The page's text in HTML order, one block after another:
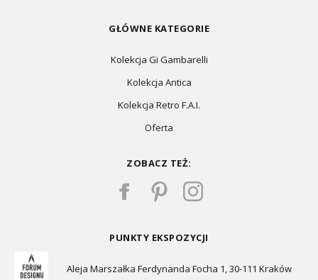
GŁÓWNE KATEGORIE
Kolekcja Gi Gambarelli
Kolekcja Antica
Kolekcja Retro F.A.I.
Oferta
ZOBACZ TEŻ:
PUNKTY EKSPOZYCJI
Aleja Marszałka Ferdynanda Focha 1, 30-111 Kraków